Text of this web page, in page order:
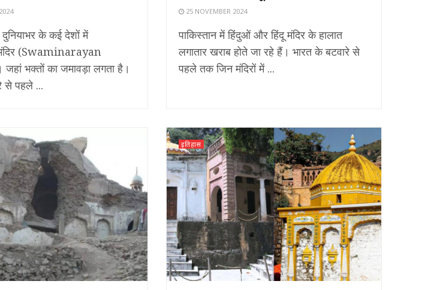
के कई देशों में
मंदिर (Swaminarayan
भक्तों का जमावड़ा लगता है।
से पहले ...
25 NOVEMBER 2024
पाकिस्तान में हिंदुओं और हिंदू मंदिर के हालात
लगातार खराब होते जा रहे हैं। भारत के बटवारे से
पहले तक जिन मंदिरों में ...
इतिहास